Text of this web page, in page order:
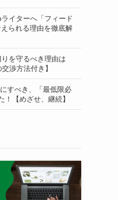
イターへ「フィード
られる理由を徹底解
を守るべき理由は
渉方法付き】
すべき、「最低限必
！【めざせ、継続】